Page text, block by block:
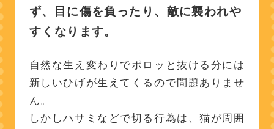
ず、目に傷を負ったり、敵に襲われや
すくなります。
自然な生え変わりでポロッと抜ける分には
新しいひげが生えてくるので問題ありませ
ん。
しかしハサミなどで切る行為は、猫が周囲